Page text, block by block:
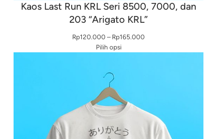
Kaos Last Run KRL Seri 8500, 7000, dan
203 “Arigato KRL”
Rp120.000 – Rp165.000
Pilih opsi